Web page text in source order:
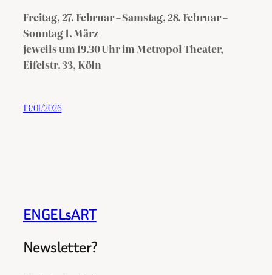
Freitag, 27. Februar – Samstag, 28. Februar –
Sonntag 1. März
jeweils um 19.30 Uhr im Metropol Theater,
Eifelstr. 33, Köln
13/01/2026
ENGELsART
Newsletter?